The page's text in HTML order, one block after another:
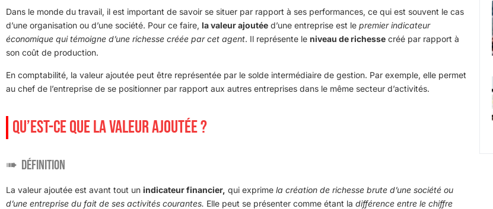
Dans le monde du travail, il est important de savoir se situer par rapport à ses performances, ce qui est souvent le cas
d’une organisation ou d’une société. Pour ce faire, la valeur ajoutée d’une entreprise est le premier indicateur
économique qui témoigne d’une richesse créée par cet agent. Il représente le niveau de richesse créé par rapport à
son coût de production.
En comptabilité, la valeur ajoutée peut être représentée par le solde intermédiaire de gestion. Par exemple, elle permet
au chef de l’entreprise de se positionner par rapport aux autres entreprises dans le même secteur d’activités.
QU’EST-CE QUE LA VALEUR AJOUTÉE ?
Définition
La valeur ajoutée est avant tout un indicateur financier, qui exprime la création de richesse brute d’une société ou
d’une entreprise du fait de ses activités courantes. Elle peut se présenter comme étant la différence entre le chiffre